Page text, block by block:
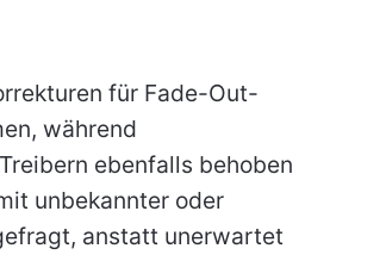
für Fade-Out-
während
ebenfalls behoben
unbekannter oder
anstatt unerwartet